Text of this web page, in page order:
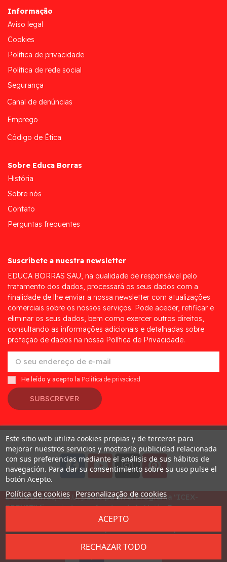
Informação
Aviso legal
Cookies
Política de privacidade
Política de rede social
Segurança
Canal de denúncias
Emprego
Código de Ética
Sobre Educa Borras
História
Sobre nós
Contato
Perguntas frequentes
Suscríbete a nuestra newsletter
EDUCA BORRAS SAU, na qualidade de responsável pelo
tratamento dos dados, processará os seus dados com a
finalidade de lhe enviar a nossa newsletter com atualizações
comerciais sobre os nossos serviços. Pode aceder, retificar e
eliminar os seus dados, bem como exercer outros direitos,
consultando as informações adicionais e detalhadas sobre
proteção de dados na nossa Política de Privacidade.
He leído y acepto la Política de privacidad
SUBSCREVER
Desarrollado porAddis
Educa Borras, S.A.U. participa en el Programa "ICEX-
BREXIT" financiado por fondos de la Unión Europea, para
mitigar las consecuencias adversas de la retirada del
Este sitio web utiliza cookies propias y de terceros para
mejorar nuestros servicios y mostrarle publicidad relacionada
con sus preferencias mediante el análisis de sus hábitos de
navegación. Para dar su consentimiento sobre su uso pulse el
botón Acepto.
Política de cookies Personalização de cookies
RECHAZAR TODO
ACEPTO